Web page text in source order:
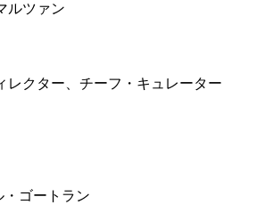
ルツァン
レクター、チーフ・キュレーター
ゴートラン